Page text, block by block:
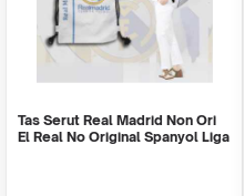
Tas Serut Real Madrid Non Ori
El Real No Original Spanyol Liga